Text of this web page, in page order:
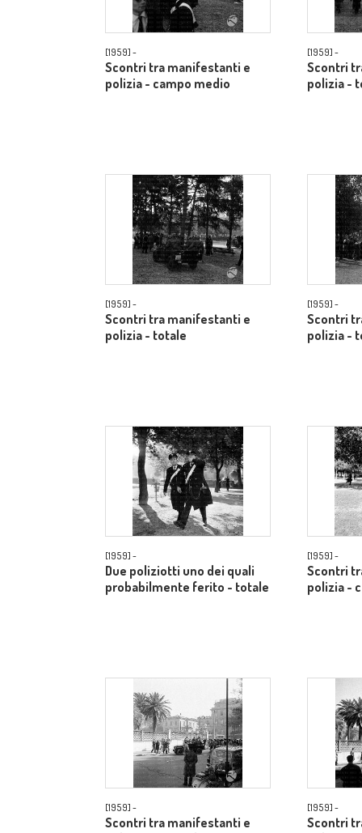
[1959] -
Scontri tra manifestanti e
polizia - campo medio
[1959] -
Scontri
polizia -
[1959] -
Scontri tra manifestanti e
polizia - totale
[1959] -
Scontri
polizia -
[1959] -
Due poliziotti uno dei quali
probabilmente ferito - totale
[1959] -
Scontri
polizia -
[1959] -
Scontri tra manifestanti e
[1959] -
Scontri